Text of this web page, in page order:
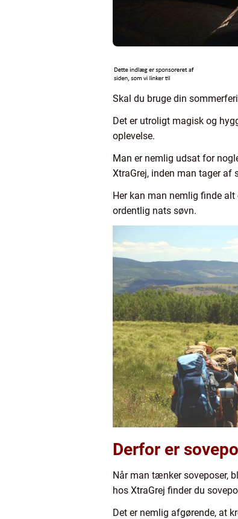
Skal du bruge din
Det er utroligt magisk og
oplevelse.
Man er nemlig udsat for
XtraGrej, inden man tager af
Her kan man nemlig finde
ordentlig nats søvn.
Derfor er
Når man tænker soveposer,
hos XtraGrej finder du
Det er nemlig afgørende, at